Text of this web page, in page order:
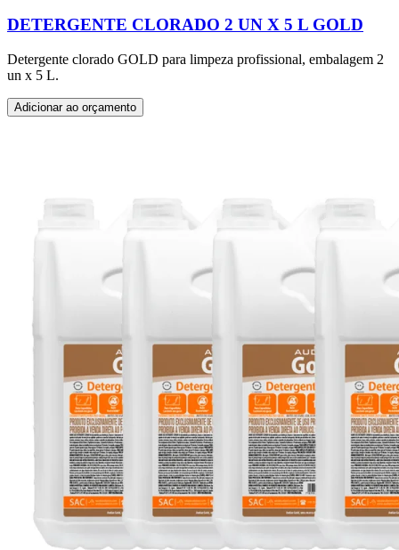
DETERGENTE CLORADO 2 UN X 5 L GOLD
Detergente clorado GOLD para limpeza profissional, embalagem 2
un x 5 L.
Adicionar ao orçamento